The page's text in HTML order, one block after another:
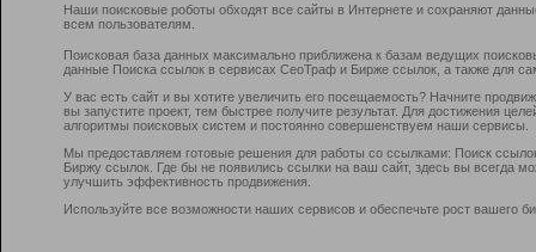
Наши поисковые роботы обходят все сайты в Интернете и сохраняют
всем пользователям.
Поисковая база данных максимально приближена к базам ведущих
данные Поиска ссылок в сервисах СеоТраф и Бирже ссылок, а также для
У вас есть сайт и вы хотите увеличить его посещаемость? Начните
вы запустите проект, тем быстрее получите результат. Для достижения
алгоритмы поисковых систем и постоянно совершенствуем наши сервисы.
Мы предоставляем готовые решения для работы со ссылками: Поиск
Биржу ссылок. Где бы не появились ссылки на ваш сайт, здесь вы всегда
улучшить эффективность продвижения.
Используйте все возможности наших сервисов и обеспечьте рост вашего